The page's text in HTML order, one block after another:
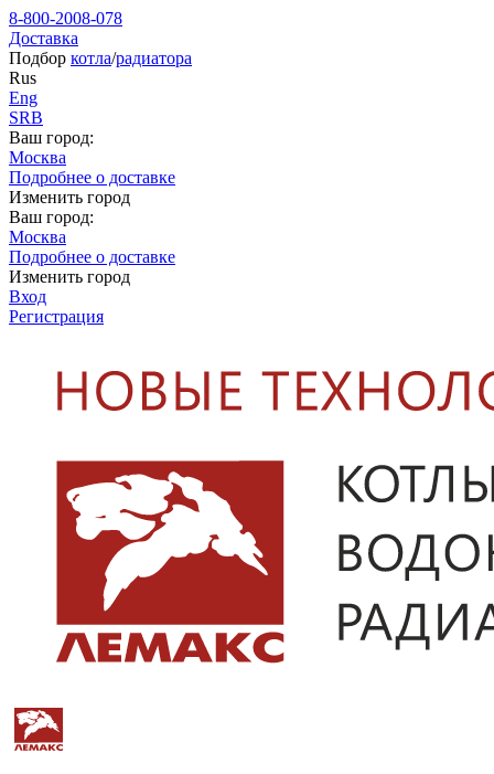
8-800-2008-078
Доставка
Подбор котла/радиатора
Rus
Eng
SRB
Ваш город:
Москва
Подробнее о доставке
Изменить город
Ваш город:
Москва
Подробнее о доставке
Изменить город
Вход
Регистрация